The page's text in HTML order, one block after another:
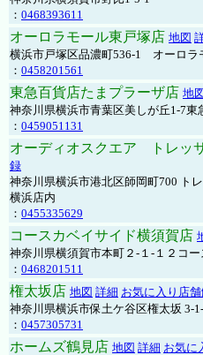
： 0468393611
オーロラモール東戸塚店 地図
横浜市戸塚区品濃町536-1 オーロラ
： 0458201561
東急百貨店たまプラーザ店 地図
神奈川県横浜市青葉区美しが丘1-7東
： 0459051131
オーディオスクエア トレッ
録
神奈川県横浜市港北区師岡町700 ト
横浜店内
： 0455335629
コースカベイサイド横須賀店
神奈川県横須賀市本町２-１-１２コ
： 0468201511
権太坂店 地図 詳細 お気に入り店
神奈川県横浜市保土ケ谷区権太坂 3-
： 0457305731
ホームズ鶴見店 地図 詳細 お気に